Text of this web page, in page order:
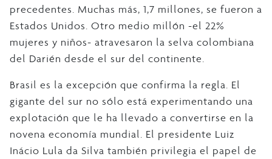
precedentes. Muchas más, 1,7 millones, se fueron a
Estados Unidos. Otro medio millón -el 22%
mujeres y niños- atravesaron la selva colombiana
del Darién desde el sur del continente.
Brasil es la excepción que confirma la regla. El
gigante del sur no sólo está experimentando una
explotación que le ha llevado a convertirse en la
novena economía mundial. El presidente Luiz
Inácio Lula da Silva también privilegia el papel de